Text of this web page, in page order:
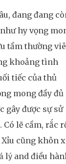
đang đang
hy vọng
tầm thường
khoảng tình
tiếc của thủ
mong đầy đủ
gây được sự sử
Có lẽ cầm, rắc
cũng khôn
lý and điều